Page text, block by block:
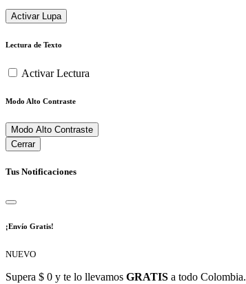
Activar Lupa
Lectura de Texto
Activar Lectura
Modo Alto Contraste
Modo Alto Contraste
Cerrar
Tus Notificaciones
¡Envío Gratis!
NUEVO
Supera $ 0 y te lo llevamos GRATIS a todo Colombia.